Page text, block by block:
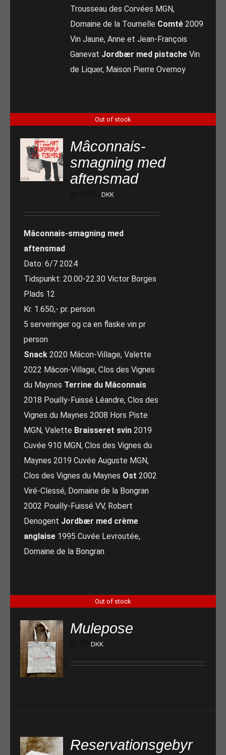
Trousseau des Corvées MGN,
Domaine de la Tournelle Comté 2009
Vin Jaune, Anne et Jean-François
Ganevat Jordbær med pistache Vin
de Liquer, Maison Pierre Overnoy
Out of stock
Mâconnais-
smagning med
aftensmad
DKK
Mâconnais-smagning med
aftensmad
Dato: 6/7 2024
Tidspunkt: 20.00-22.30 Victor Borges
Plads 12
Kr. 1.650,- pr. person
5 serveringer og ca en flaske vin pr
person
Snack 2020 Mâcon-Village, Valette
2022 Mâcon-Village, Clos des Vignes
du Maynes Terrine du Mâconnais
2018 Pouilly-Fuissé Léandre, Clos des
Vignes du Maynes 2008 Hors Piste
MGN, Valette Braisseret svin 2019
Cuvée 910 MGN, Clos des Vignes du
Maynes 2019 Cuvée Auguste MGN,
Clos des Vignes du Maynes Ost 2002
Viré-Clessé, Domaine de la Bongran
2002 Pouilly-Fuissé VV, Robert
Denogent Jordbær med crème
anglaise 1995 Cuvée Levroutée,
Domaine de la Bongran
Out of stock
Mulepose
DKK
Reservationsgebyr